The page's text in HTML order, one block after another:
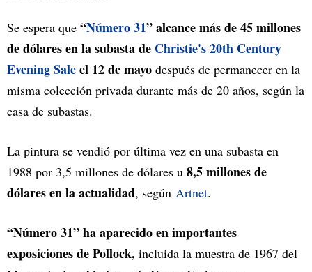
Se espera que “Número 31” alcance más de 45 millones
de dólares en la subasta de Christie's 20th Century
Evening Saleel 12 de mayo después de permanecer en la
misma colección privada durante más de 20 años, según la
casa de subastas.
La pintura se vendió por última vez en una subasta en
1988 por 3,5 millones de dólares u 8,5 millones de
dólares en la actualidad, según Artnet.
“Número 31” ha aparecido en importantes
exposiciones de Pollock, incluida la muestra de 1967 del